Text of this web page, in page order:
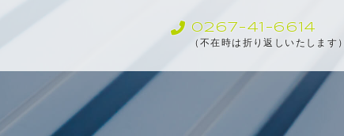
0267-41-6614
（不在時は折り返しいたします）